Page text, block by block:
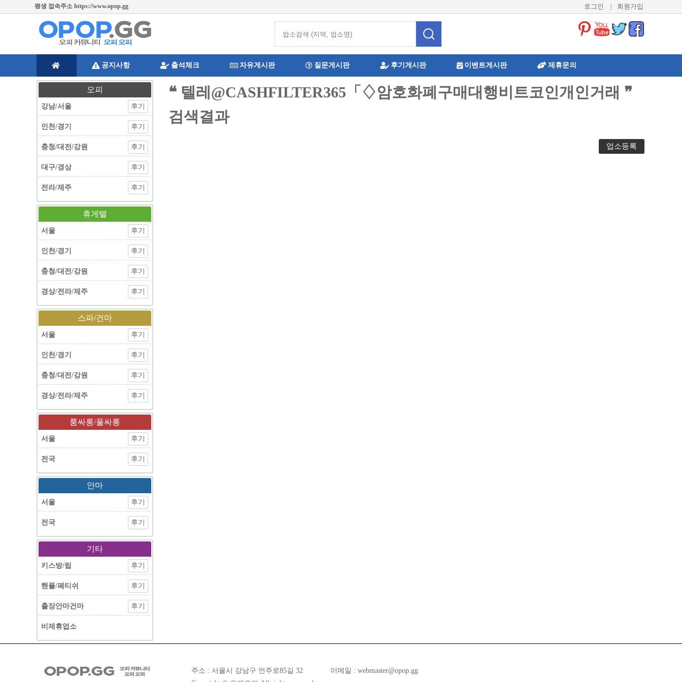
평생 접속주소 https://www.opop.gg 로그인 | 회원가입
공지사항 출석체크 자유게시판 질문게시판 후기게시판 이벤트게시판 제휴문의
오피
강남/서울 후기
인천/경기 후기
충청/대전/강원 후기
대구/경상 후기
전라/제주 후기
휴게텔
서울 후기
인천/경기 후기
충청/대전/강원 후기
경상/전라/제주 후기
스파/건마
서울 후기
인천/경기 후기
충청/대전/강원 후기
경상/전라/제주 후기
룸싸롱/풀싸롱
서울 후기
전국 후기
안마
서울 후기
전국 후기
기타
키스방/립 후기
핸플/페티쉬 후기
출장안마건마 후기
비제휴업소
❝ 텔레@CASHFILTER365「♢암호화폐구매대행비트코인개인거래 ❞
검색결과
업소등록
주소 : 서울시 강남구 언주로85길 32 이메일 : webmaster@opop.gg